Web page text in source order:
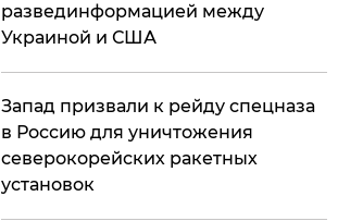
развединформацией между
Украиной и США
Запад призвали к рейду спецназа
в Россию для уничтожения
северокорейских ракетных
установок